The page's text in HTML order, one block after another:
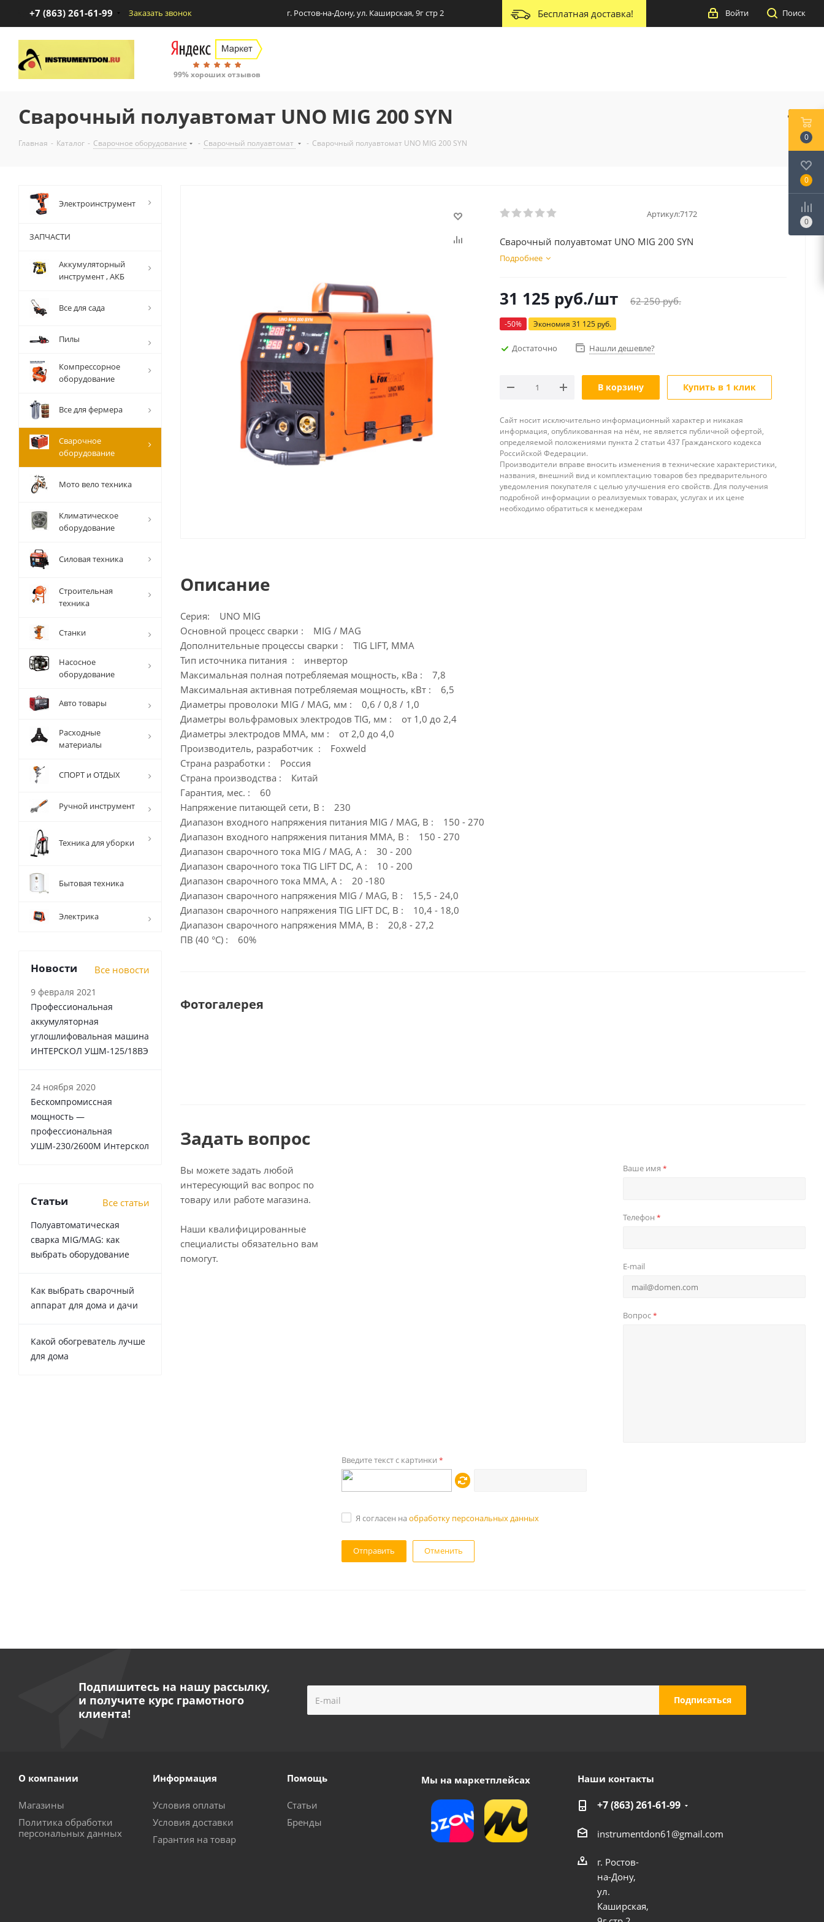
+7 (863) 261-61-99 Заказать звонок г. Ростов-на-Дону, ул. Каширская, 9г стр 2 Бесплатная доставка! Поиск
Войти
99% хороших отзывов
Сварочный полуавтомат UNO MIG 200 SYN
Главная - Каталог - Сварочное оборудование - Сварочный полуавтомат - Сварочный полуавтомат UNO MIG 200 SYN
Артикул:7172
Сварочный полуавтомат UNO MIG 200 SYN
Подробнее
31 125 руб./шт 62 250руб.
-50% Экономия 31 125 руб.
Достаточно Нашли дешевле?
В корзину Купить в 1 клик
Сайт носит исключительно информационный характер и никакая
информация, опубликованная на нём, не является публичной офертой,
определяемой положениями пункта 2 статьи 437 Гражданского кодекса
Российской Федерации.
Производители вправе вносить изменения в технические характеристики,
названия, внешний вид и комплектацию товаров без предварительного
уведомления покупателя с целью улучшения его свойств. Для получения
подробной информации о реализуемых товарах, услугах и их цене
необходимо обратиться к менеджерам
Описание
Серия: UNO MIG
Основной процесс сварки : MIG / MAG
Дополнительные процессы сварки : TIG LIFT, MMA
Тип источника питания : инвертор
Максимальная полная потребляемая мощность, кВа : 7,8
Максимальная активная потребляемая мощность, кВт : 6,5
Диаметры проволоки MIG / MAG, мм : 0,6 / 0,8 / 1,0
Диаметры вольфрамовых электродов TIG, мм : от 1,0 до 2,4
Диаметры электродов MMA, мм : от 2,0 до 4,0
Производитель, разработчик : Foxweld
Страна разработки : Россия
Страна производства : Китай
Гарантия, мес. : 60
Напряжение питающей сети, В : 230
Диапазон входного напряжения питания MIG / MAG, В : 150 - 270
Диапазон входного напряжения питания MMA, В : 150 - 270
Диапазон сварочного тока MIG / MAG, А : 30 - 200
Диапазон сварочного тока TIG LIFT DC, А : 10 - 200
Диапазон сварочного тока MMA, А : 20 -180
Диапазон сварочного напряжения MIG / MAG, В : 15,5 - 24,0
Диапазон сварочного напряжения TIG LIFT DC, В : 10,4 - 18,0
Диапазон сварочного напряжения MMA, В : 20,8 - 27,2
ПВ (40 °C) : 60%
Фотогалерея
Задать вопрос
Вы можете задать любой
интересующий вас вопрос по
товару или работе магазина.
Наши квалифицированные
специалисты обязательно вам
помогут.
Ваше имя *
Телефон *
E-mail
Вопрос*
Введите текст с картинки *
Я согласен на обработку персональных данных
Отменить
Электроинструмент
ЗАПЧАСТИ
Аккумуляторный
инструмент , АКБ
Все для сада
Пилы
Компрессорное
оборудование
Все для фермера
Сварочное
оборудование
Мото вело техника
Климатическое
оборудование
Силовая техника
Строительная
техника
Станки
Насосное
оборудование
Авто товары
Расходные
материалы
СПОРТ и ОТДЫХ
Ручной инструмент
Техника для уборки
Бытовая техника
Электрика
Новости Все новости
9 февраля 2021
Профессиональная
аккумуляторная
углошлифовальная машина
ИНТЕРСКОЛ УШМ-125/18ВЭ
24 ноября 2020
Бескомпромиссная
мощность —
профессиональная
УШМ-230/2600М Интерскол
Статьи Все статьи
Полуавтоматическая
сварка MIG/MAG: как
выбрать оборудование
Как выбрать сварочный
аппарат для дома и дачи
Какой обогреватель лучше
для дома
Подпишитесь на нашу рассылку,
и получите курс грамотного
клиента!
О компании
Магазины
Политика обработки
персональных данных
Информация
Условия оплаты
Условия доставки
Гарантия на товар
Помощь
Статьи
Бренды
Мы на маркетплейсах Наши контакты
+7 (863) 261-61-99
instrumentdon61@gmail.com
г. Ростов-
на-Дону,
ул.
Каширская,
0
0
0